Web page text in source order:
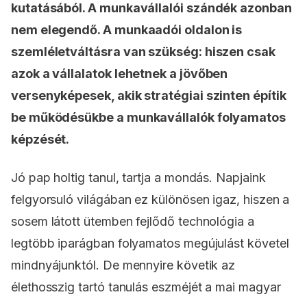
kutatásából. A munkavállalói szándék azonban
nem elegendő. A munkaadói oldalon is
szemléletváltásra van szükség: hiszen csak
azok a vállalatok lehetnek a jövőben
versenyképesek, akik stratégiai szinten építik
be működésükbe a munkavállalók folyamatos
képzését.
Jó pap holtig tanul, tartja a mondás. Napjaink
felgyorsuló világában ez különösen igaz, hiszen a
sosem látott ütemben fejlődő technológia a
legtöbb iparágban folyamatos megújulást követel
mindnyájunktól. De mennyire követik az
élethosszig tartó tanulás eszméjét a mai magyar